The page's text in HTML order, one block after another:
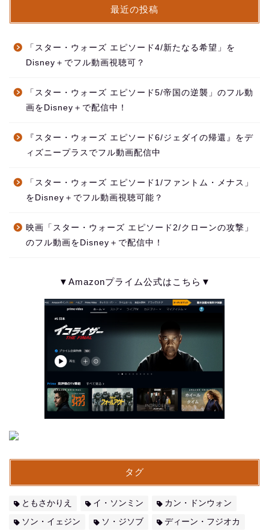
最近の投稿
「スター・ウォーズ エピソード4/新たなる希望」を
Disney＋でフル動画視聴可？
「スター・ウォーズ エピソード5/帝国の逆襲」のフル動
画をDisney＋で配信中！
『スター・ウォーズ エピソード6/ジェダイの帰還』をデ
ィズニープラスでフル動画配信中
「スター・ウォーズ エピソード1/ファントム・メナス」
をDisney＋でフル動画視聴可能？
映画「スター・ウォーズ エピソード2/クローンの攻撃」
のフル動画をDisney＋で配信中！
▼Amazonプライム公式はこちら▼
タグ
ともさかりえ イ・ソンミン カン・ドンウォン
ソン・イェジン ソ・ジソブ ディーン・フジオカ